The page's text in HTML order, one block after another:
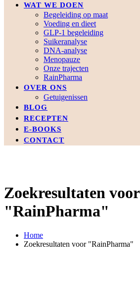
WAT WE DOEN
Begeleiding op maat
Voeding en dieet
GLP-1 begeleiding
Suikeranalyse
DNA-analyse
Menopauze
Onze trajecten
RainPharma
OVER ONS
Getuigenissen
BLOG
RECEPTEN
E-BOOKS
CONTACT
Zoekresultaten voor
"RainPharma"
Home
Zoekresultaten voor "RainPharma"